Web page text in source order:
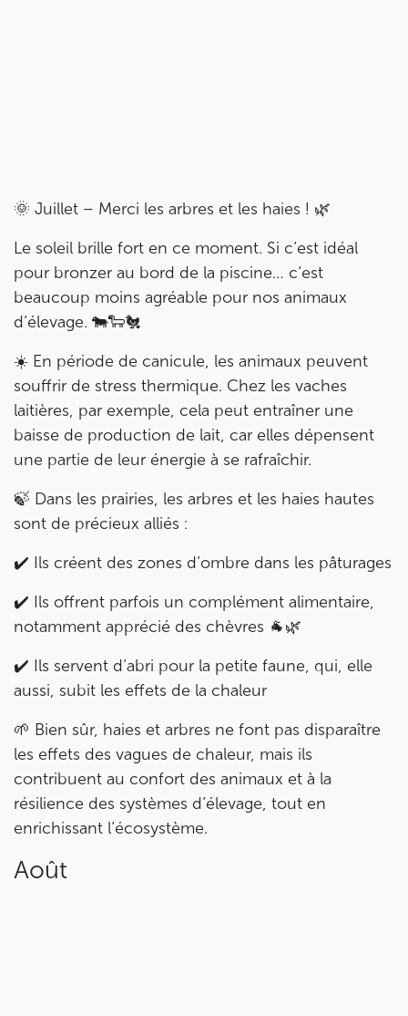
🌞 Juillet – Merci les arbres et les haies ! 🌿
Le soleil brille fort en ce moment. Si c’est idéal
pour bronzer au bord de la piscine… c’est
beaucoup moins agréable pour nos animaux
d’élevage. 🐄🐑🐔
☀️ En période de canicule, les animaux peuvent
souffrir de stress thermique. Chez les vaches
laitières, par exemple, cela peut entraîner une
baisse de production de lait, car elles dépensent
une partie de leur énergie à se rafraîchir.
🍃 Dans les prairies, les arbres et les haies hautes
sont de précieux alliés :
✔️ Ils créent des zones d’ombre dans les pâturages
✔️ Ils offrent parfois un complément alimentaire,
notamment apprécié des chèvres 🐐🌿
✔️ Ils servent d’abri pour la petite faune, qui, elle
aussi, subit les effets de la chaleur
🌱 Bien sûr, haies et arbres ne font pas disparaître
les effets des vagues de chaleur, mais ils
contribuent au confort des animaux et à la
résilience des systèmes d’élevage, tout en
enrichissant l’écosystème.
Août